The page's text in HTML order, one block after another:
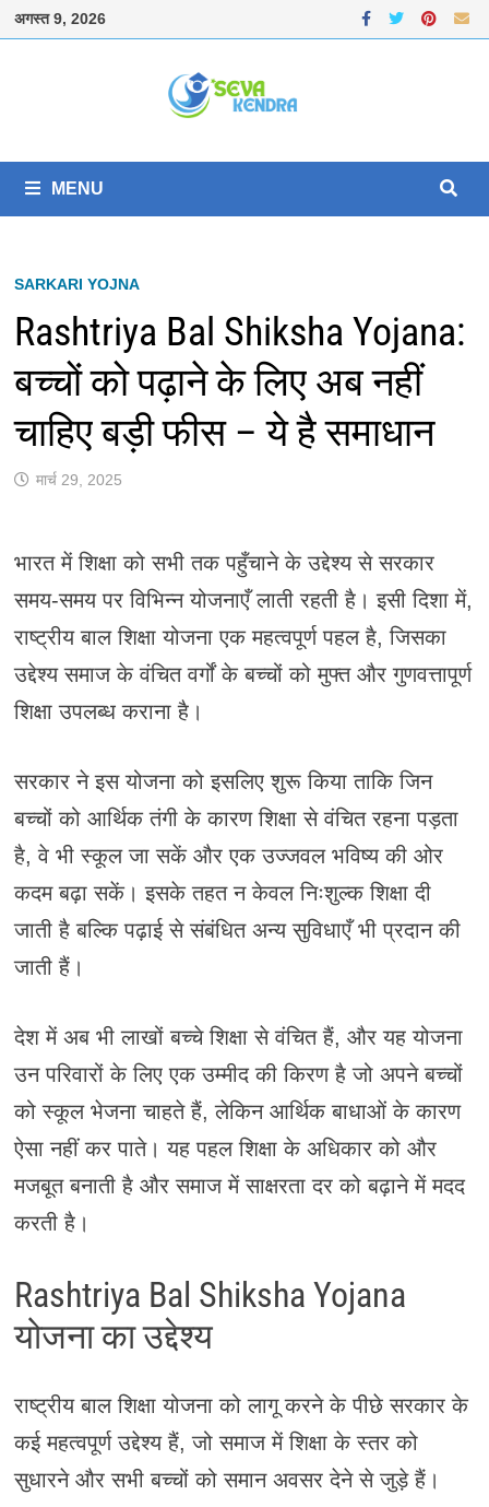
Skip
अगस्त 9, 2026
MENU
SARKARI YOJNA
Rashtriya Bal Shiksha Yojana:
बच्चों को पढ़ाने के लिए अब नहीं
चाहिए बड़ी फीस – ये है समाधान
मार्च 29, 2025
भारत में शिक्षा को सभी तक पहुँचाने के उद्देश्य से सरकार
समय-समय पर विभिन्न योजनाएँ लाती रहती है। इसी दिशा में,
राष्ट्रीय बाल शिक्षा योजना एक महत्वपूर्ण पहल है, जिसका
उद्देश्य समाज के वंचित वर्गों के बच्चों को मुफ्त और गुणवत्तापूर्ण
शिक्षा उपलब्ध कराना है।
सरकार ने इस योजना को इसलिए शुरू किया ताकि जिन
बच्चों को आर्थिक तंगी के कारण शिक्षा से वंचित रहना पड़ता
है, वे भी स्कूल जा सकें और एक उज्जवल भविष्य की ओर
कदम बढ़ा सकें। इसके तहत न केवल निःशुल्क शिक्षा दी
जाती है बल्कि पढ़ाई से संबंधित अन्य सुविधाएँ भी प्रदान की
जाती हैं।
देश में अब भी लाखों बच्चे शिक्षा से वंचित हैं, और यह योजना
उन परिवारों के लिए एक उम्मीद की किरण है जो अपने बच्चों
को स्कूल भेजना चाहते हैं, लेकिन आर्थिक बाधाओं के कारण
ऐसा नहीं कर पाते। यह पहल शिक्षा के अधिकार को और
मजबूत बनाती है और समाज में साक्षरता दर को बढ़ाने में मदद
करती है।
Rashtriya Bal Shiksha Yojana
योजना का उद्देश्य
राष्ट्रीय बाल शिक्षा योजना को लागू करने के पीछे सरकार के
कई महत्वपूर्ण उद्देश्य हैं, जो समाज में शिक्षा के स्तर को
सुधारने और सभी बच्चों को समान अवसर देने से जुड़े हैं।